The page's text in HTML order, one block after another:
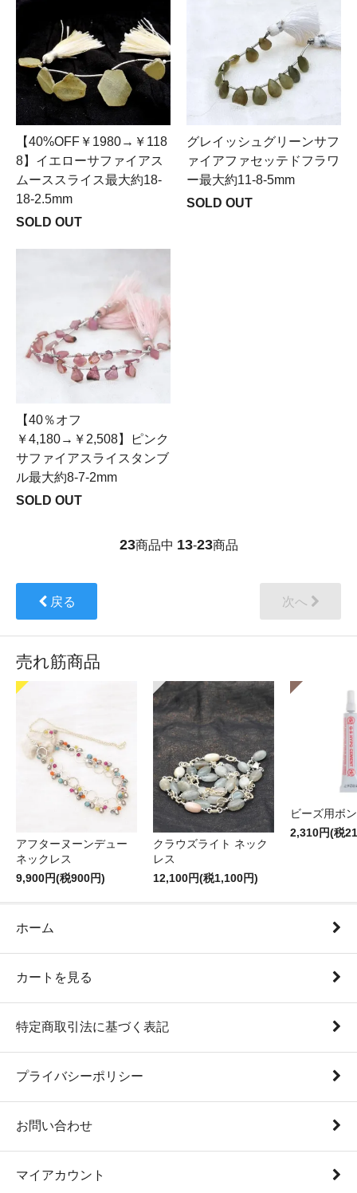
【40%OFF￥1980→￥118
8】イエローサファイアス
ムーススライス最大約18-
18-2.5mm
SOLD OUT
グレイッシュグリーンサフ
ァイアファセッテドフラワ
ー最大約11-8-5mm
SOLD OUT
【40％オフ
￥4,180→￥2,508】ピンク
サファイアスライスタンブ
ル最大約8-7-2mm
SOLD OUT
23商品中 13-23商品
戻る 次へ
売れ筋商品
アフターヌーンデュー
ネックレス
9,900円(税900円)
クラウズライト ネック
レス
12,100円(税1,100円)
ビーズ用ボ
2,310円(税
ホーム
カートを見る
特定商取引法に基づく表記
プライバシーポリシー
お問い合わせ
マイアカウント